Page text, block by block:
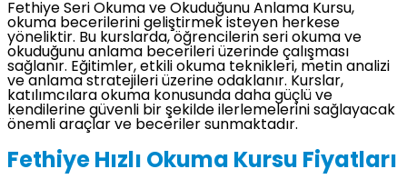
Fethiye Seri Okuma ve Okuduğunu Anlama Kursu,
okuma becerilerini geliştirmek isteyen herkese
yöneliktir. Bu kurslarda, öğrencilerin seri okuma ve
okuduğunu anlama becerileri üzerinde çalışması
sağlanır. Eğitimler, etkili okuma teknikleri, metin analizi
ve anlama stratejileri üzerine odaklanır. Kurslar,
katılımcılara okuma konusunda daha güçlü ve
kendilerine güvenli bir şekilde ilerlemelerini sağlayacak
önemli araçlar ve beceriler sunmaktadır.
Fethiye Hızlı Okuma Kursu Fiyatları